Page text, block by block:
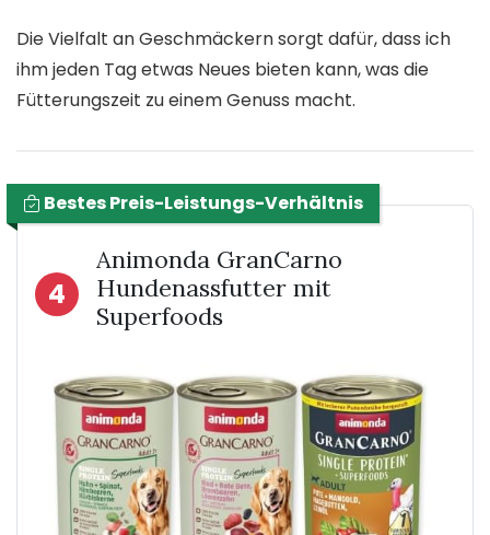
Die Vielfalt an Geschmäckern sorgt dafür, dass ich
ihm jeden Tag etwas Neues bieten kann, was die
Fütterungszeit zu einem Genuss macht.
Bestes Preis-Leistungs-Verhältnis
4
Animonda GranCarno
Hundenassfutter mit
Superfoods